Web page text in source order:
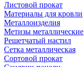
Листовой прокат
Материалы для кровли
Металлоизделия
Метизы металлические
Решетчатый настил
Сетка металлическая
Сортовой прокат